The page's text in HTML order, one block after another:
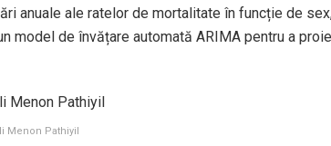
anuale ale ratelor de mortalitate în funcție de
model de învățare automată ARIMA pentru a
Menon Pathiyil